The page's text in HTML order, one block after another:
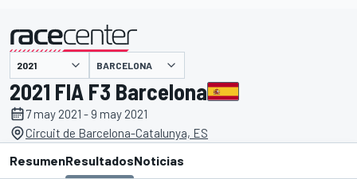
presentado por BARCELONA
2021 FIA F3 Barcelona
7 may 2021 - 9 may 2021
Circuit de Barcelona-Catalunya, ES
ResumenResultadosNoticias